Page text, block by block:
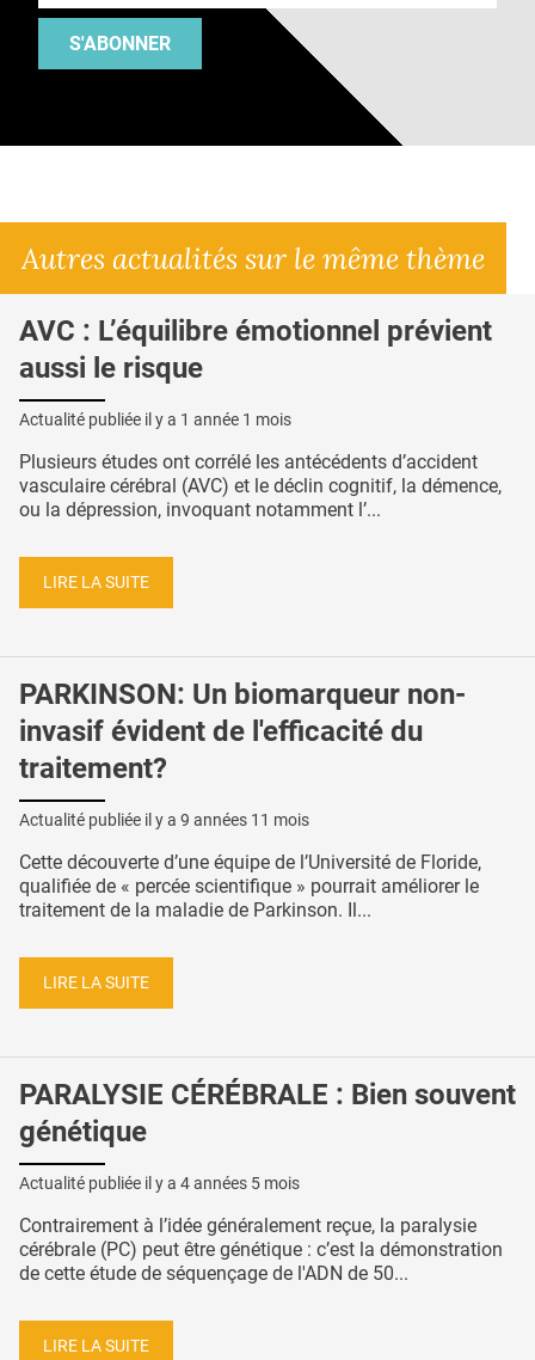
S'ABONNER
Autres actualités sur le même thème
AVC : L’équilibre émotionnel prévient
aussi le risque
Actualité publiée il y a 1 année 1 mois
Plusieurs études ont corrélé les antécédents d’accident
vasculaire cérébral (AVC) et le déclin cognitif, la démence,
ou la dépression, invoquant notamment l’...
LIRE LA SUITE
PARKINSON: Un biomarqueur non-
invasif évident de l'efficacité du
traitement?
Actualité publiée il y a 9 années 11 mois
Cette découverte d’une équipe de l’Université de Floride,
qualifiée de « percée scientifique » pourrait améliorer le
traitement de la maladie de Parkinson. Il...
LIRE LA SUITE
PARALYSIE CÉRÉBRALE : Bien souvent
génétique
Actualité publiée il y a 4 années 5 mois
Contrairement à l’idée généralement reçue, la paralysie
cérébrale (PC) peut être génétique : c’est la démonstration
de cette étude de séquençage de l'ADN de 50...
LIRE LA SUITE